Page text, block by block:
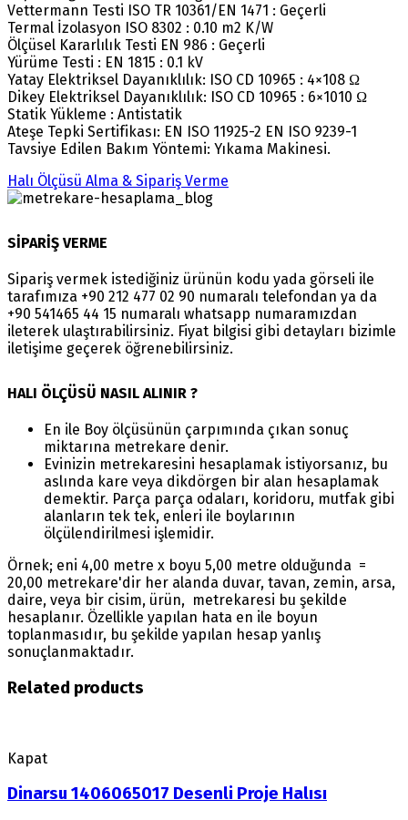
Vettermann Testi ISO TR 10361/EN 1471 : Geçerli
Termal İzolasyon ISO 8302 : 0.10 m2 K/W
Ölçüsel Kararlılık Testi EN 986 : Geçerli
Yürüme Testi : EN 1815 : 0.1 kV
Yatay Elektriksel Dayanıklılık: ISO CD 10965 : 4×108 Ω
Dikey Elektriksel Dayanıklılık: ISO CD 10965 : 6×1010 Ω
Statik Yükleme : Antistatik
Ateşe Tepki Sertifikası: EN ISO 11925-2 EN ISO 9239-1
Tavsiye Edilen Bakım Yöntemi: Yıkama Makinesi.
Halı Ölçüsü Alma & Sipariş Verme
SİPARİŞ VERME
Sipariş vermek istediğiniz ürünün kodu yada görseli ile
tarafımıza +90 212 477 02 90 numaralı telefondan ya da
+90 541465 44 15 numaralı whatsapp numaramızdan
ileterek ulaştırabilirsiniz. Fiyat bilgisi gibi detayları bizimle
iletişime geçerek öğrenebilirsiniz.
HALI ÖLÇÜSÜ NASIL ALINIR ?
En ile Boy ölçüsünün çarpımında çıkan sonuç
miktarına metrekare denir.
Evinizin metrekaresini hesaplamak istiyorsanız, bu
aslında kare veya dikdörgen bir alan hesaplamak
demektir. Parça parça odaları, koridoru, mutfak gibi
alanların tek tek, enleri ile boylarının
ölçülendirilmesi işlemidir.
Örnek; eni 4,00 metre x boyu 5,00 metre olduğunda =
20,00 metrekare'dir her alanda duvar, tavan, zemin, arsa,
daire, veya bir cisim, ürün, metrekaresi bu şekilde
hesaplanır. Özellikle yapılan hata en ile boyun
toplanmasıdır, bu şekilde yapılan hesap yanlış
sonuçlanmaktadır.
Related products
Kapat
Dinarsu 1406065017 Desenli Proje Halısı